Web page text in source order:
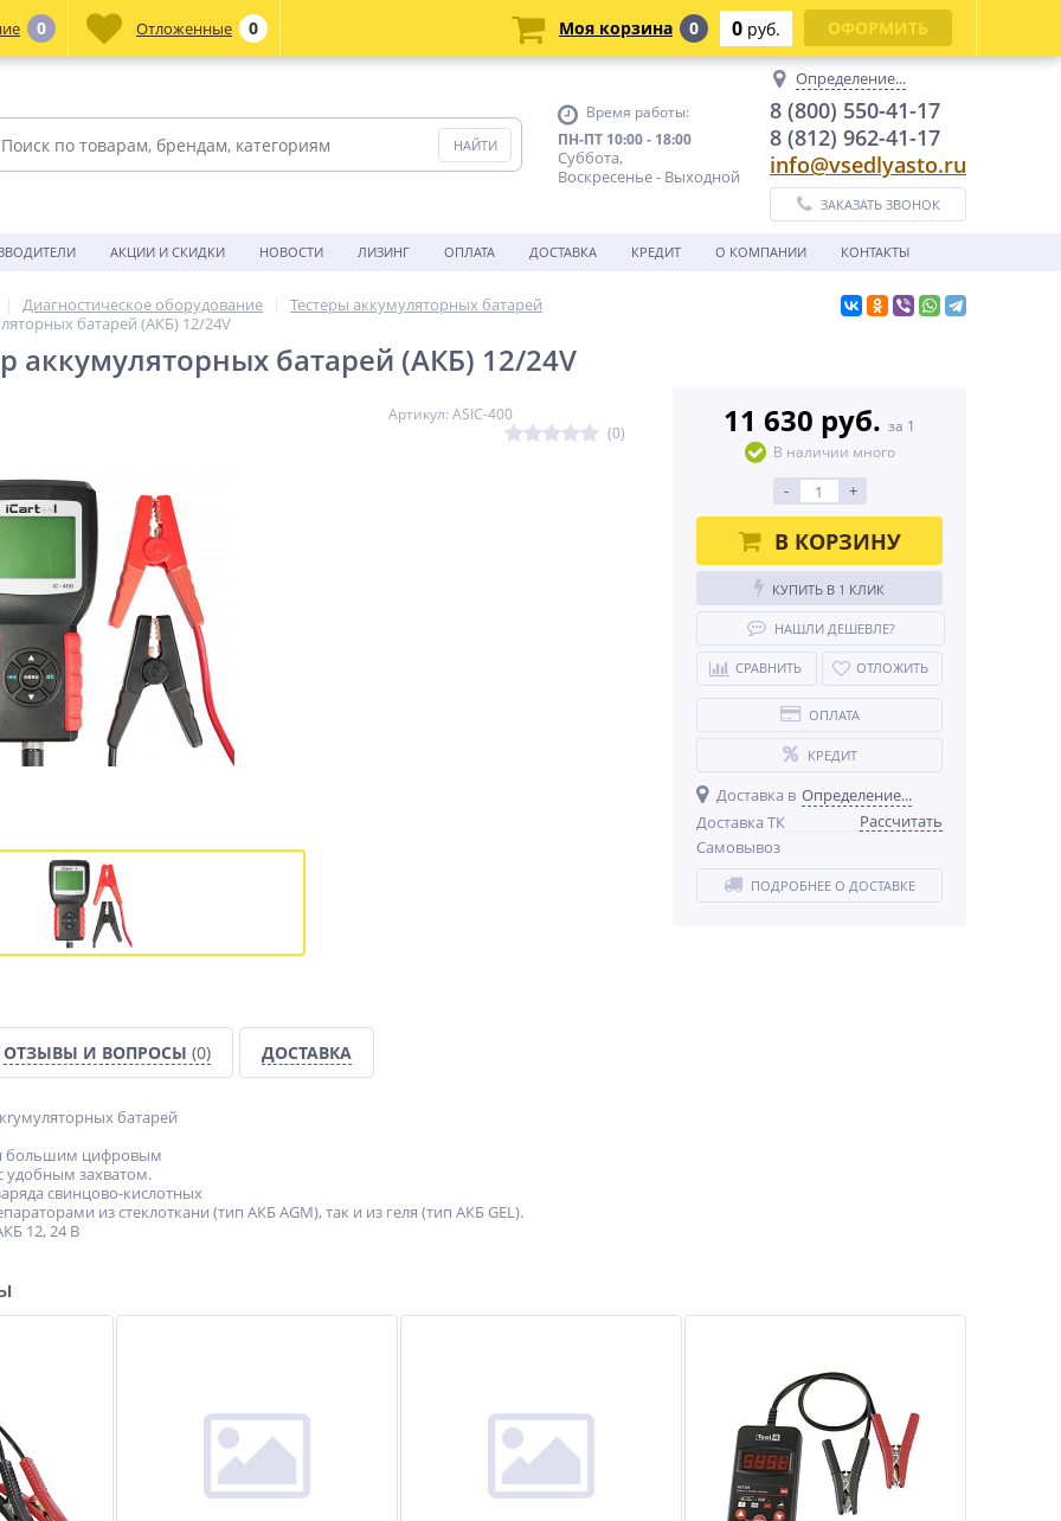
Время работы:
ПН-ПТ 10:00 - 18:00
Суббота,
Воскресенье - Выходной
Определение...
8 (800) 550-41-17
8 (812) 962-41-17
info@vsedlyasto.ru
ЗАКАЗАТЬ ЗВОНОК
АКЦИИ И СКИДКИ НОВОСТИ ЛИЗИНГ ОПЛАТА ДОСТАВКА КРЕДИТ О КОМПАНИИ КОНТАКТЫ
Диагностическое оборудование
Тестеры аккумуляторных батарей
батарей (АКБ) 12/24V
аккумуляторных батарей (АКБ) 12/24V
Артикул: ASIC-400
(0)
11 630 руб. за 1
В наличии много
- +
В КОРЗИНУ
КУПИТЬ В 1 КЛИК
НАШЛИ ДЕШЕВЛЕ?
СРАВНИТЬ ОТЛОЖИТЬ
ОПЛАТА
КРЕДИТ
Доставка в Определение...
Доставка ТК
Рассчитать
Самовывоз
ПОДРОБНЕЕ О ДОСТАВКЕ
ОТЗЫВЫ И ВОПРОСЫ (0) ДОСТАВКА
батарей
большим цифровым
удобным захватом.
свинцово-кислотных
из стеклоткани (тип АКБ AGM), так и из геля (тип АКБ GEL).
12, 24 В
0 Отложенные 0 Моя корзина 0 0 руб. ОФОРМИТЬ